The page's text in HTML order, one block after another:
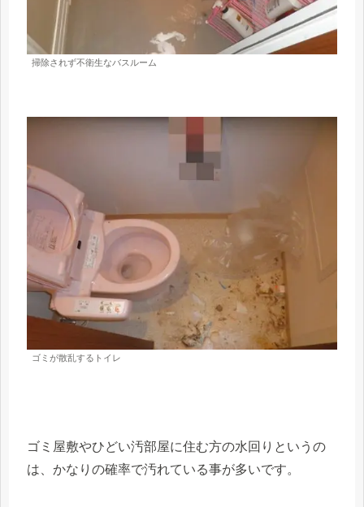
掃除されず不衛生なバスルーム
ゴミが散乱するトイレ
ゴミ屋敷やひどい汚部屋に住む方の水回りというの
は、かなりの確率で汚れている事が多いです。